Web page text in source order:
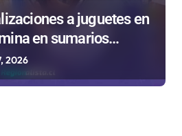
a juguetes en
en sumarios
2026